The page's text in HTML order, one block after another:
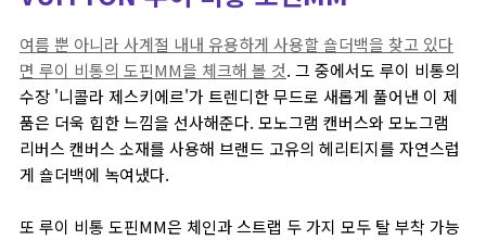
여름 뿐 아니라 사계절 내내 유용하게 사용할 숄더백을 찾고 있다
면 루이 비통의 도핀MM을 체크해 볼 것. 그 중에서도 루이 비통의
수장 '니콜라 제스키에르'가 트렌디한 무드로 새롭게 풀어낸 이 제
품은 더욱 힙한 느낌을 선사해준다. 모노그램 캔버스와 모노그램
리버스 캔버스 소재를 사용해 브랜드 고유의 헤리티지를 자연스럽
게 숄더백에 녹여냈다.
또 루이 비통 도핀MM은 체인과 스트랩 두 가지 모두 탈 부착 가능